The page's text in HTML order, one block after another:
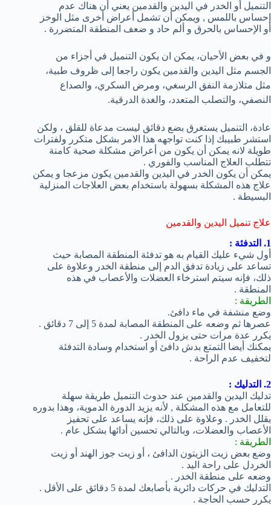
التنميل أو الخدر في اليدين والقدمين يعني أن هناك عدم
إحساس باللمس , ويمكن أن تشمل أعراض أخرى مثل الوخز
أو الإحساس بالحرق و ألم حاد و ضعف المنطقة المتضررة .
و في بعض الأحيان، يمكن ان يكون التنميل في أجزاء من
الجسم مثل اليدين والقدمين يكون راجعا إلى ظروف طبية،
مثل متلازمة النفق الرسغي، ومرض السكري، والصداع
النصفي، والتصلب المتعدد، والغدة الدرقية.
عادة، التنميل يستغرق بضع دقائق ليست مدعاة للقلق ، ولكن
استشر طبيبك إذا كنت تواجهه هذا الامر بشكل متكرر ولفترات
طويلة لانه يمكن أن يكون من أعراض مشكلة صحية كامنة
تتطلب العلاج المناسب والفوري .
يمكن أن يكون الخدر في اليدين والقدمين يكون مزعجا و يمكن
علاج هذه المشكلة بسهولة باستخدام بعض العلاجات المنزلية
البسيطة .
علاج تنميل اليدين والقدمين
1. التدفئة :
أول شيء عليك القيام به هو تدفئة المنطقة المصابة حيث
تساعد على زيادة تدفق الدم إلى منطقة الخدر وعلاوة على
ذلك، فإنه سيتم استرخاء العضلات والأعصاب في هذه
المنطقة .
الطريقة :
وضع منشفة في ماء دافئ.
عصرها ثم وضعه على المنطقة المصابة لمدة 5 إلى 7 دقائق .
يكرر عدة مرات حتى يزول الخدر .
يمكنك أيضا التمتع بدش دافئ أو استخدام وسادة التدفئة
لتخفيف عدم الراحة .
2. التدليك :
تدليك اليدين والقدمين عند حدوث التنميل طريقة سهلة
للتعامل مع هذه المشكلة , لأنه يزيد الدورة الدموية، وهذا بدوره
يقلل الخدر . وعلاوة على ذلك، فإنه يساعد على تحفيز
الأعصاب والعضلات، وبالتالي تحسين أدائها بشكل عام .
الطريقة :
وضع بعض زيت الزيتون الدافئ ، أو زيت جوز الهند أو زيت
الخردل على راحة اليد .
وضعه على منطقة الخدر .
التدليك في حركات دائرية بأصابعك لمدة 5 دقائق على الأقل .
يكرر حسب الحاجة .